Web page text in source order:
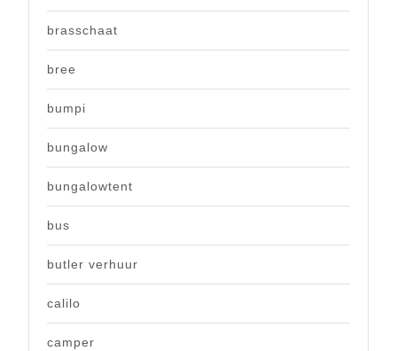
brasschaat
bree
bumpi
bungalow
bungalowtent
bus
butler verhuur
calilo
camper